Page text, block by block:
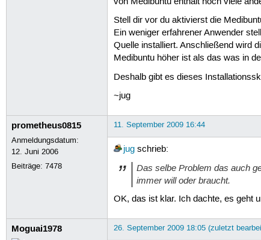
Stell dir vor du aktivierst die
Ein weniger erfahrener Anwender
Quelle installiert. Anschließend wird
Medibuntu höher ist als das was in
Deshalb gibt es dieses
~jug
prometheus0815
Anmeldungsdatum:
12. Juni 2006
Beiträge:7478
11. September 2009 16:44
jugschrieb:
Das selbe Problem das auch
immer will oder braucht.
OK, das ist klar. Ich dachte, es geht
Moguai1978 26. September 2009 18:05 (zuletzt